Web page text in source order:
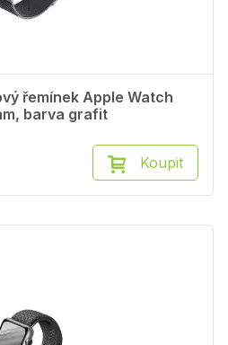
řemínek Apple Watch
barva grafit
Koupit